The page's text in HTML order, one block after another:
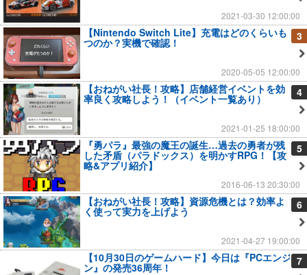
2021-03-30 12:00:00
3
【Nintendo Switch Lite】充電はどのくらいも
つのか？実機で確認！
2020-05-05 12:00:00
4
【おねがい社長！攻略】店舗経営イベントを効
率良く攻略しよう！（イベント一覧あり）
2021-01-25 18:00:00
5
『勇パラ』最強の魔王の誕生…過去の勇者が残
した矛盾（パラドックス）を明かすRPG！【攻
略&アプリ紹介】
2016-06-13 20:30:00
6
【おねがい社長！攻略】資源危機とは？効率よ
く使って実力を上げよう
2021-04-27 19:00:00
7
【10月30日のゲームハード】今日は『PCエンジ
ン』の発売36周年！